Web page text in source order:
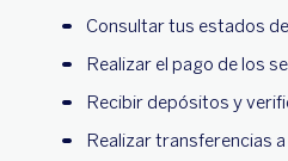
Consultar tus estados
Realizar el pago de los
Recibir depósitos y
Realizar transferencias